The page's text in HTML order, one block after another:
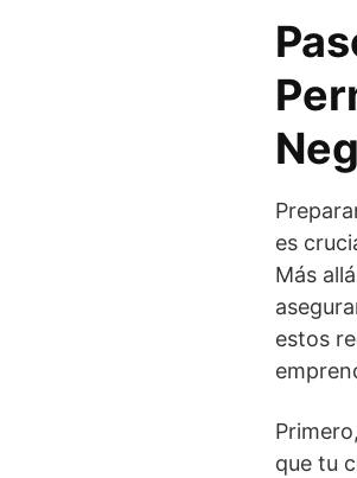
es
Más
estos
que tu